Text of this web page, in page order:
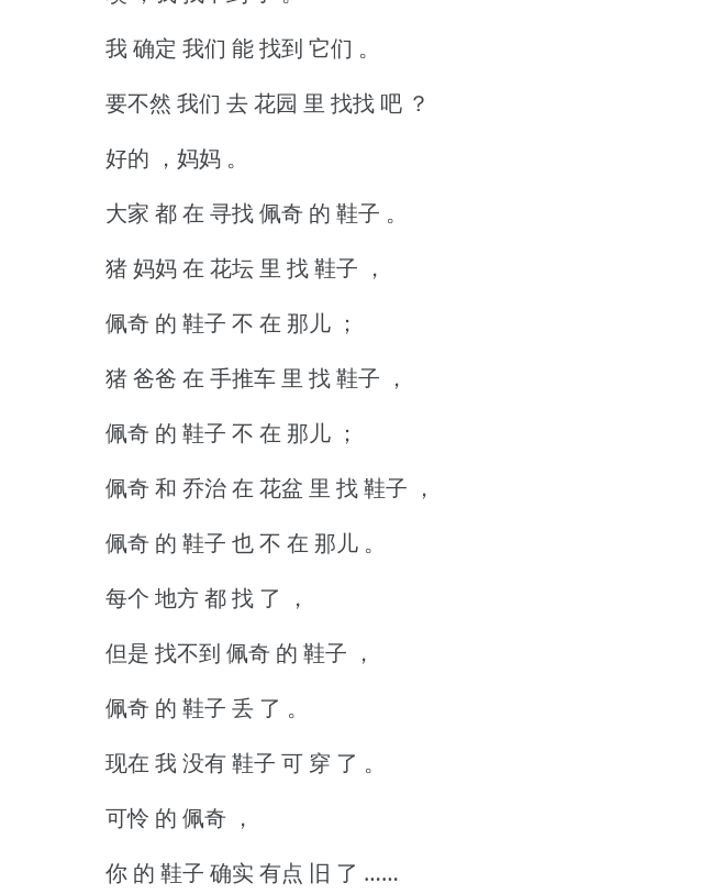
我 确定 我们 能 找到 它们 。
要不然 我们 去 花园 里 找找 吧 ？
好的 ，妈妈 。
大家 都 在 寻找 佩奇 的 鞋子 。
猪 妈妈 在 花坛 里 找 鞋子 ，
佩奇 的 鞋子 不 在 那儿 ；
猪 爸爸 在 手推车 里 找 鞋子 ，
佩奇 的 鞋子 不 在 那儿 ；
佩奇 和 乔治 在 花盆 里 找 鞋子 ，
佩奇 的 鞋子 也 不 在 那儿 。
每个 地方 都 找 了 ，
但是 找不到 佩奇 的 鞋子 ，
佩奇 的 鞋子 丢 了 。
现在 我 没有 鞋子 可 穿 了 。
可怜 的 佩奇 ，
你 的 鞋子 确实 有点 旧 了 ……